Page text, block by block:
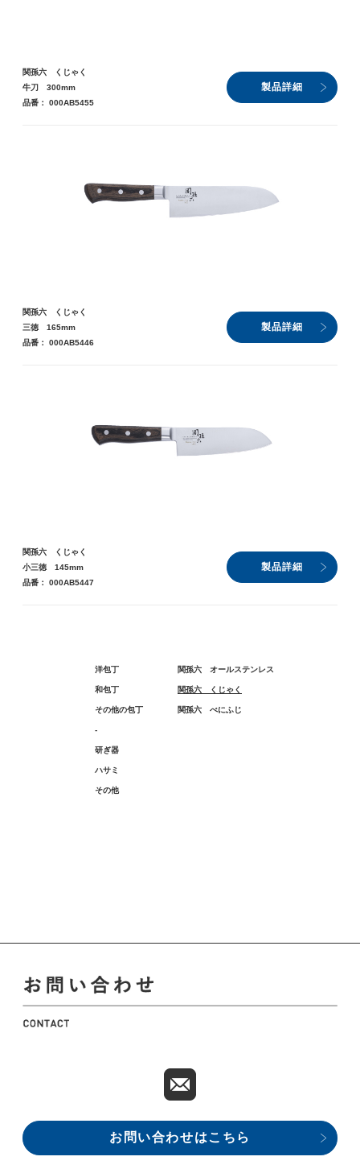
関孫六 くじゃく
牛刀 300mm
品番： 000AB5455
製品詳細
関孫六 くじゃく
三徳 165mm
品番： 000AB5446
製品詳細
関孫六 くじゃく
小三徳 145mm
品番： 000AB5447
製品詳細
洋包丁 関孫六 オールステンレス
関孫六 くじゃく
関孫六 べにふじ
和包丁
その他の包丁
-
研ぎ器
ハサミ
その他
お問い合わせはこちら